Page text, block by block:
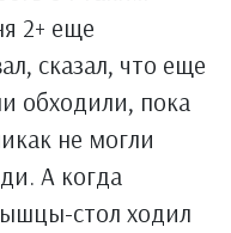
2+ еще
сказал, что еще
обходили, пока
не могли
А когда
стол ходил